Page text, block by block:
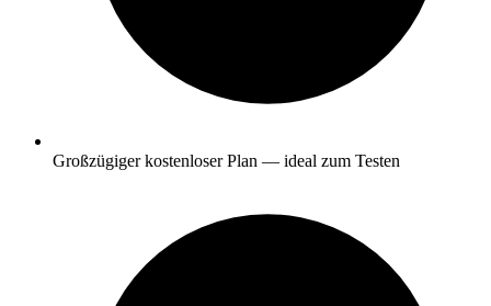
Großzügiger kostenloser Plan — ideal zum Testen